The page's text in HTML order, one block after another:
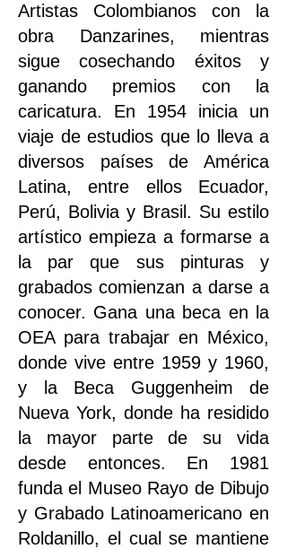
Artistas Colombianos con la
obra Danzarines, mientras
sigue cosechando éxitos y
ganando premios con la
caricatura. En 1954 inicia un
viaje de estudios que lo lleva a
diversos países de América
Latina, entre ellos Ecuador,
Perú, Bolivia y Brasil. Su estilo
artístico empieza a formarse a
la par que sus pinturas y
grabados comienzan a darse a
conocer. Gana una beca en la
OEA para trabajar en México,
donde vive entre 1959 y 1960,
y la Beca Guggenheim de
Nueva York, donde ha residido
la mayor parte de su vida
desde entonces. En 1981
funda el Museo Rayo de Dibujo
y Grabado Latinoamericano en
Roldanillo, el cual se mantiene